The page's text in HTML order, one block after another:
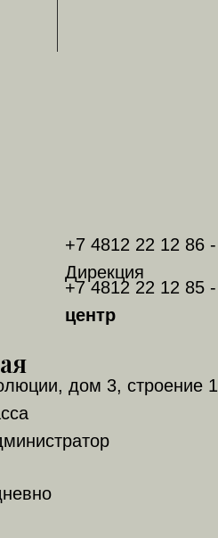
+7 4812 22 12 86 -
Дирекция
+7 4812 22 12 85 -
центр
дом 3, строение 1